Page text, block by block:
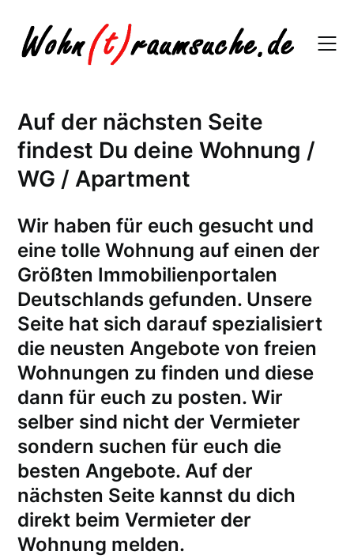
content
Auf der nächsten Seite
findest Du deine Wohnung /
WG / Apartment
Wir haben für euch gesucht und
eine tolle Wohnung auf einen der
Größten Immobilienportalen
Deutschlands gefunden. Unsere
Seite hat sich darauf spezialisiert
die neusten Angebote von freien
Wohnungen zu finden und diese
dann für euch zu posten. Wir
selber sind nicht der Vermieter
sondern suchen für euch die
besten Angebote. Auf der
nächsten Seite kannst du dich
direkt beim Vermieter der
Wohnung melden.